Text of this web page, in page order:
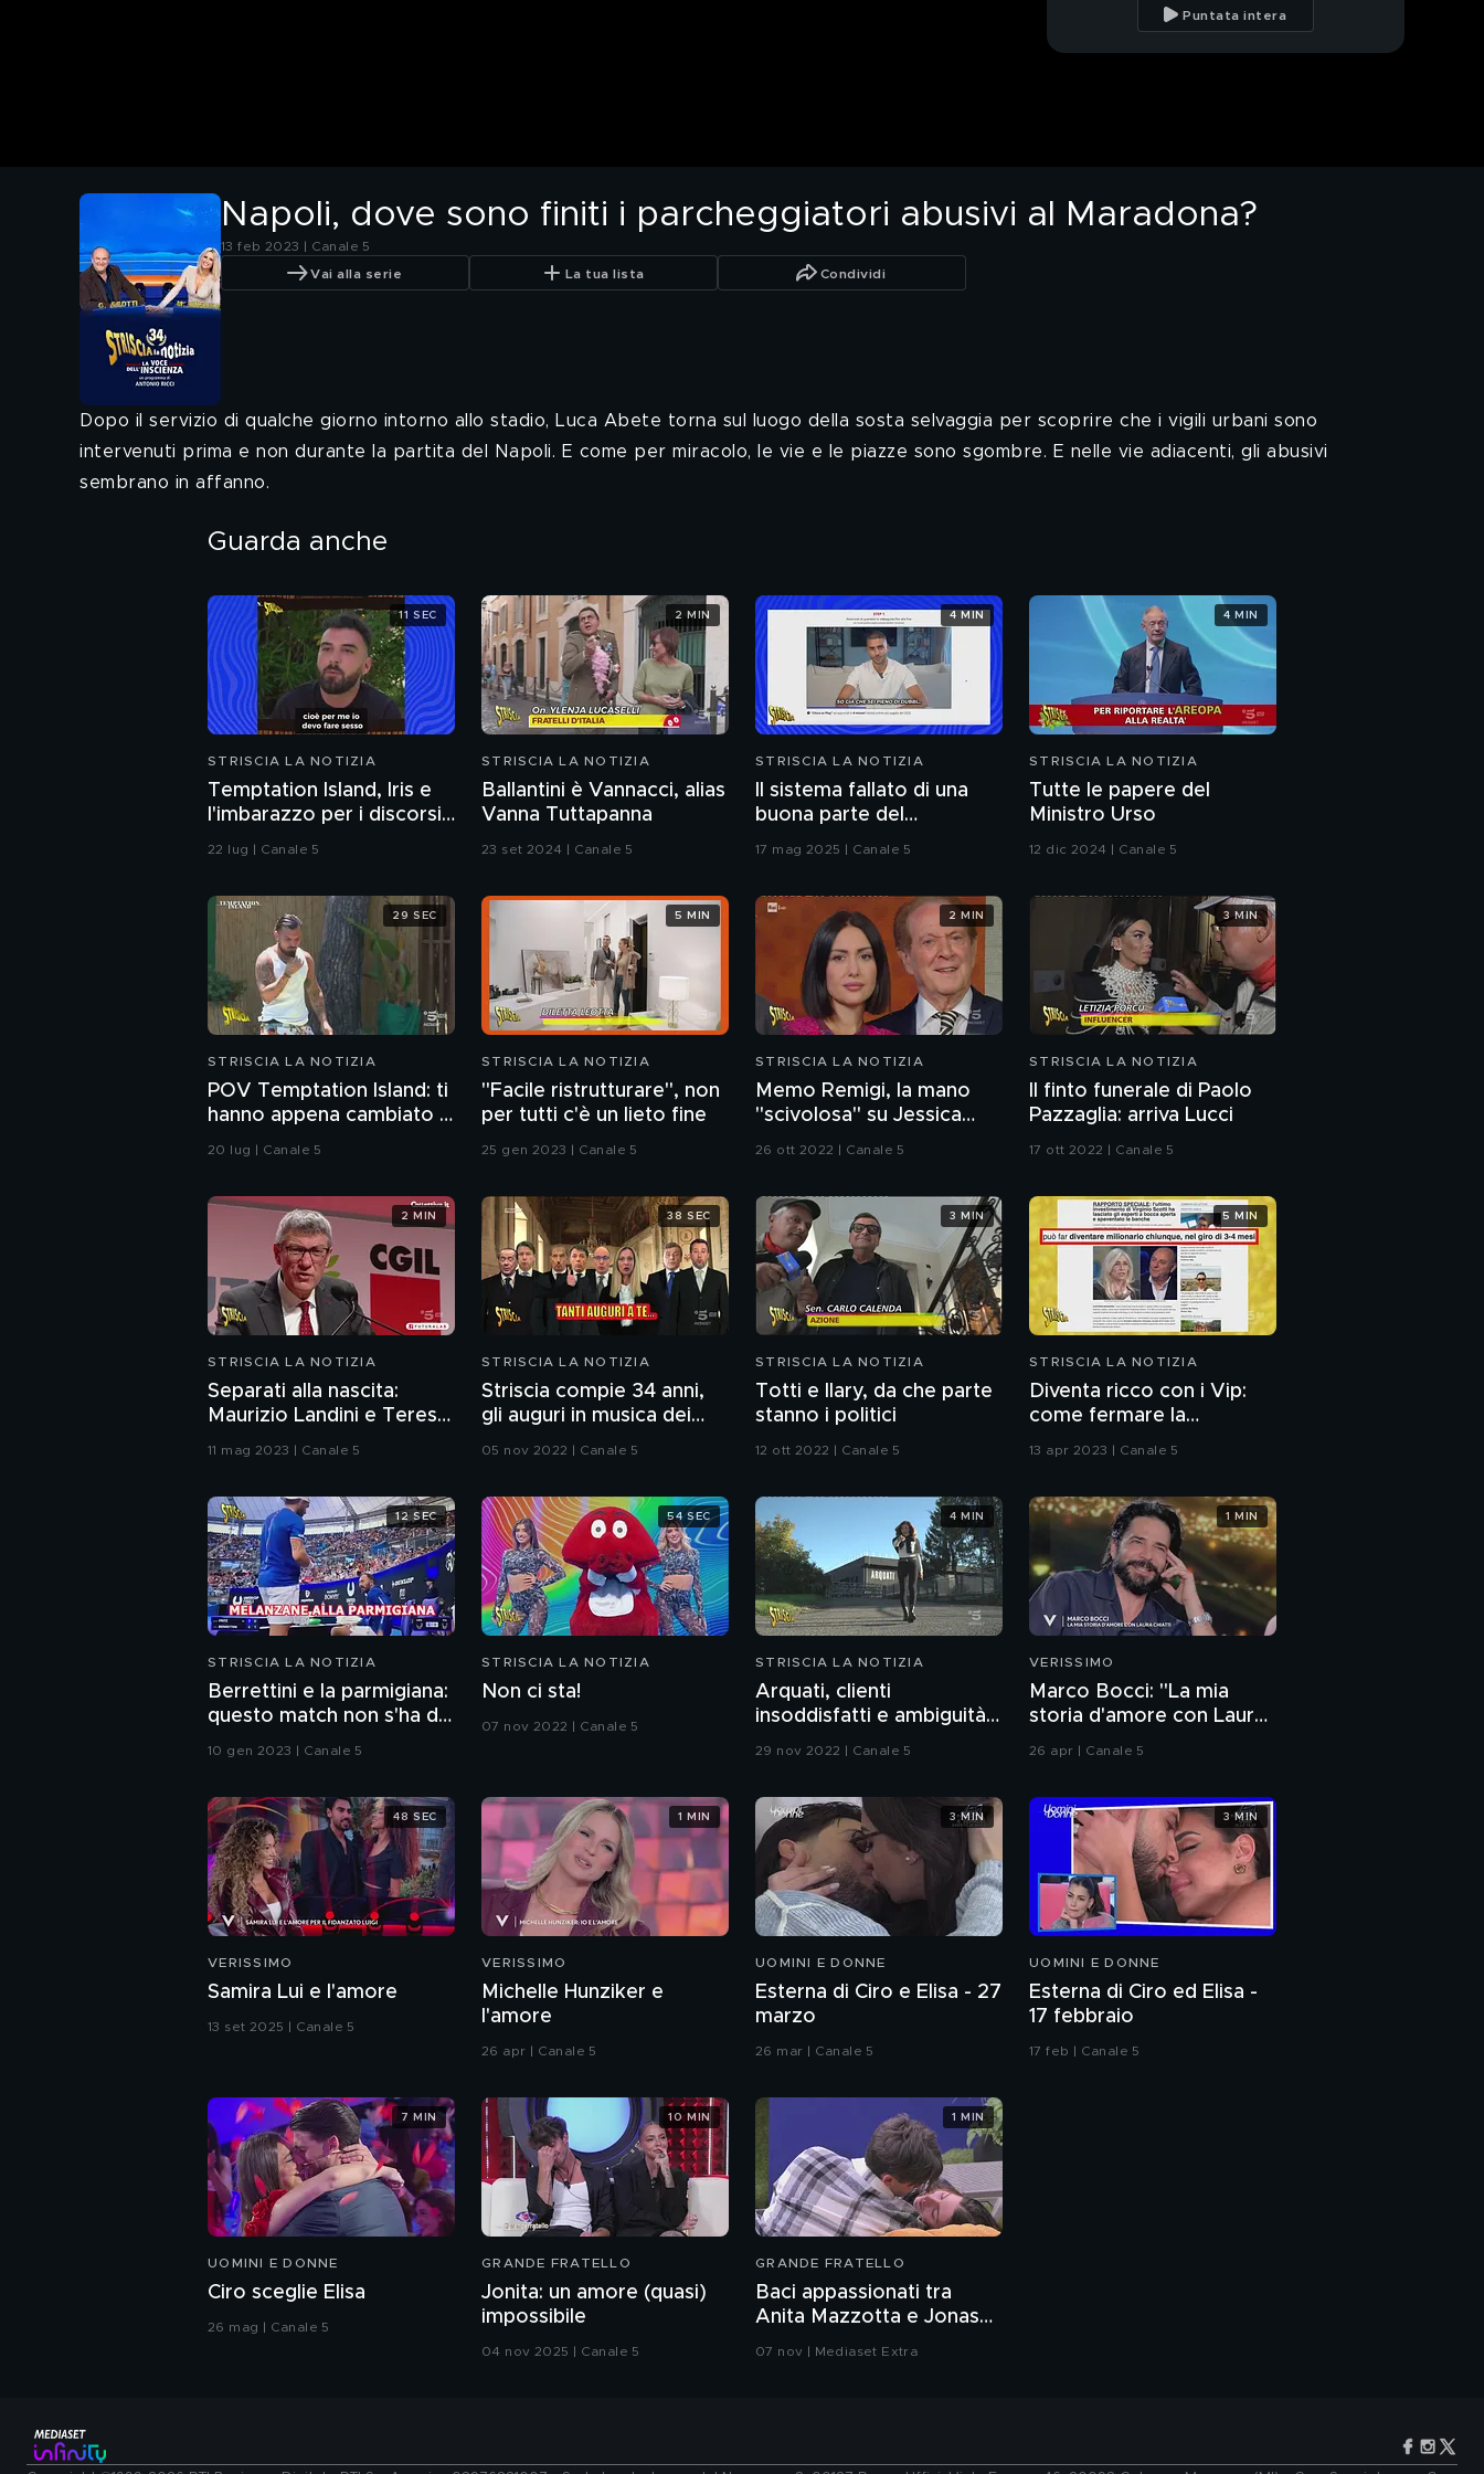
Ma che bacio rubato,
Sanremo
Napoli, dove sono
PROSSIMO VIDEO
Puntata intera
Napoli, dove sono finiti i parcheggiatori abusivi al Maradona?
13 feb 2023 | Canale 5
Vai alla serie La tua lista Condividi
Dopo il servizio di qualche giorno intorno allo stadio, Luca Abete torna sul luogo della sosta selvaggia per scoprire che i vigili urbani sono
intervenuti prima e non durante la partita del Napoli. E come per miracolo, le vie e le piazze sono sgombre. E nelle vie adiacenti, gli abusivi
sembrano in affanno.
Guarda anche
STRISCIA LA NOTIZIA
Temptation Island, Iris e
l'imbarazzo per i discorsi
del fidanzato Andrea sul
22 lug | Canale 5
11 SEC
STRISCIA LA NOTIZIA
Ballantini è Vannacci, alias
Vanna Tuttapanna
23 set 2024 | Canale 5
2 MIN
STRISCIA LA NOTIZIA
Il sistema fallato di una
buona parte del
giornalismo online: articoli
17 mag 2025 | Canale 5
4 MIN
STRISCIA LA NOTIZIA
Tutte le papere del
Ministro Urso
12 dic 2024 | Canale 5
4 MIN
STRISCIA LA NOTIZIA
POV Temptation Island: ti
hanno appena cambiato il
piano ferie
20 lug | Canale 5
29 SEC
STRISCIA LA NOTIZIA
"Facile ristrutturare", non
per tutti c'è un lieto fine
25 gen 2023 | Canale 5
5 MIN
STRISCIA LA NOTIZIA
Memo Remigi, la mano
"scivolosa" su Jessica
Morlacchi
26 ott 2022 | Canale 5
2 MIN
STRISCIA LA NOTIZIA
Il finto funerale di Paolo
Pazzaglia: arriva Lucci
17 ott 2022 | Canale 5
3 MIN
STRISCIA LA NOTIZIA
Separati alla nascita:
Maurizio Landini e Teresa
dei Legnanesi
11 mag 2023 | Canale 5
2 MIN
STRISCIA LA NOTIZIA
Striscia compie 34 anni,
gli auguri in musica dei
05 nov 2022 | Canale 5
38 SEC
STRISCIA LA NOTIZIA
Totti e Ilary, da che parte
stanno i politici
12 ott 2022 | Canale 5
3 MIN
STRISCIA LA NOTIZIA
Diventa ricco con i Vip:
come fermare la
pubblicità ingannevole
13 apr 2023 | Canale 5
5 MIN
STRISCIA LA NOTIZIA
Berrettini e la parmigiana:
questo match non s'ha da
10 gen 2023 | Canale 5
12 SEC
STRISCIA LA NOTIZIA
Non ci sta!
07 nov 2022 | Canale 5
54 SEC
STRISCIA LA NOTIZIA
Arquati, clienti
insoddisfatti e ambiguità
con le finanziarie
29 nov 2022 | Canale 5
4 MIN
VERISSIMO
Marco Bocci: "La mia
storia d'amore con Laura
Chiatti"
26 apr | Canale 5
1 MIN
VERISSIMO
Samira Lui e l'amore
13 set 2025 | Canale 5
48 SEC
VERISSIMO
Michelle Hunziker e
l'amore
26 apr | Canale 5
1 MIN
UOMINI E DONNE
Esterna di Ciro e Elisa - 27
marzo
26 mar | Canale 5
3 MIN
UOMINI E DONNE
Esterna di Ciro ed Elisa -
17 febbraio
17 feb | Canale 5
3 MIN
UOMINI E DONNE
Ciro sceglie Elisa
26 mag | Canale 5
7 MIN
GRANDE FRATELLO
Jonita: un amore (quasi)
impossibile
04 nov 2025 | Canale 5
10 MIN
GRANDE FRATELLO
Baci appassionati tra
Anita Mazzotta e Jonas
07 nov | Mediaset Extra
1 MIN